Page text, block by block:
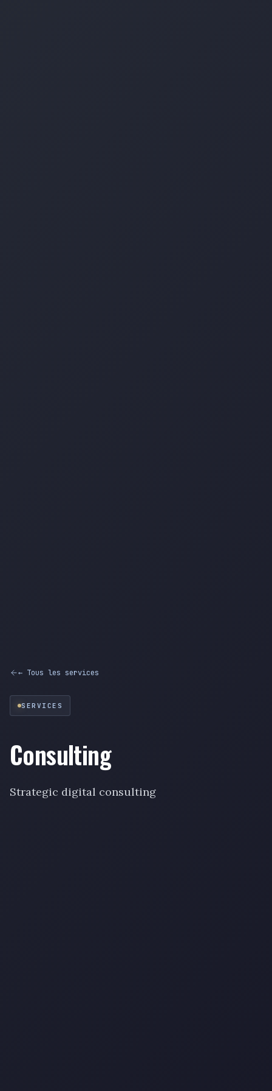
← Tous les services
SERVICES
Consulting
Strategic digital consulting